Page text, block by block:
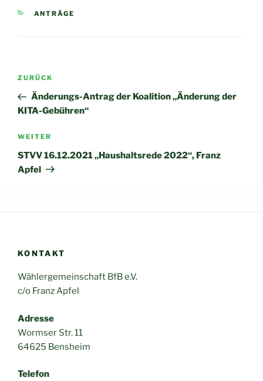
KATEGORIEN
ANTRÄGE
Beitragsnavigation
Vorheriger
Beitrag
ZURÜCK
Änderungs-Antrag der Koalition „Änderung der
KITA-Gebühren“
Nächster
Beitrag
WEITER
STVV 16.12.2021 „Haushaltsrede 2022“, Franz
Apfel
KONTAKT
Wählergemeinschaft BfB e.V.
c/o Franz Apfel
Adresse
Wormser Str. 11
64625 Bensheim
Telefon